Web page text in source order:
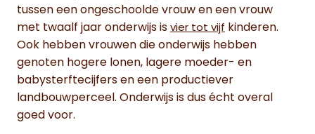
tussen een ongeschoolde vrouw en een vrouw
met twaalf jaar onderwijs is vier tot vijf kinderen.
Ook hebben vrouwen die onderwijs hebben
genoten hogere lonen, lagere moeder- en
babysterftecijfers en een productiever
landbouwperceel. Onderwijs is dus écht overal
goed voor.